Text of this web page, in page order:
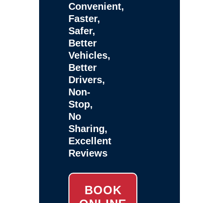
Convenient,
Faster,
Safer,
Better
Vehicles,
Better
Drivers,
Non-
Stop,
No
Sharing,
Excellent
Reviews
BOOK